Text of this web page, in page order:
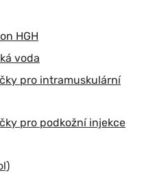
HGH
voda
pro intramuskulární
pro podkožní injekce